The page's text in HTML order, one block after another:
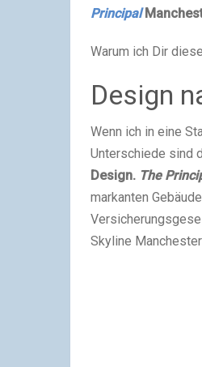
Principal
Warum ich Dir
Design
Wenn ich in eine
Unterschiede sind
Design. The
markanten
Skyline